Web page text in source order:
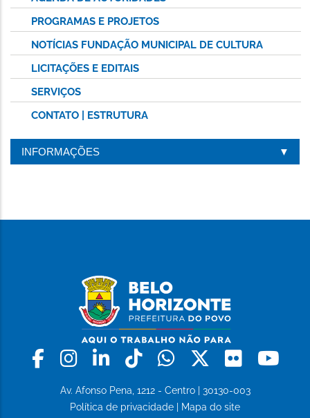
PROGRAMAS E PROJETOS
NOTÍCIAS FUNDAÇÃO MUNICIPAL DE CULTURA
LICITAÇÕES E EDITAIS
SERVIÇOS
CONTATO | ESTRUTURA
INFORMAÇÕES
Facebook
Instagram
LinkedinTiktokWhatsapp
X Flickr
Av. Afonso Pena, 1212 - Centro | 30130-003
Política de privacidade
Mapa do site